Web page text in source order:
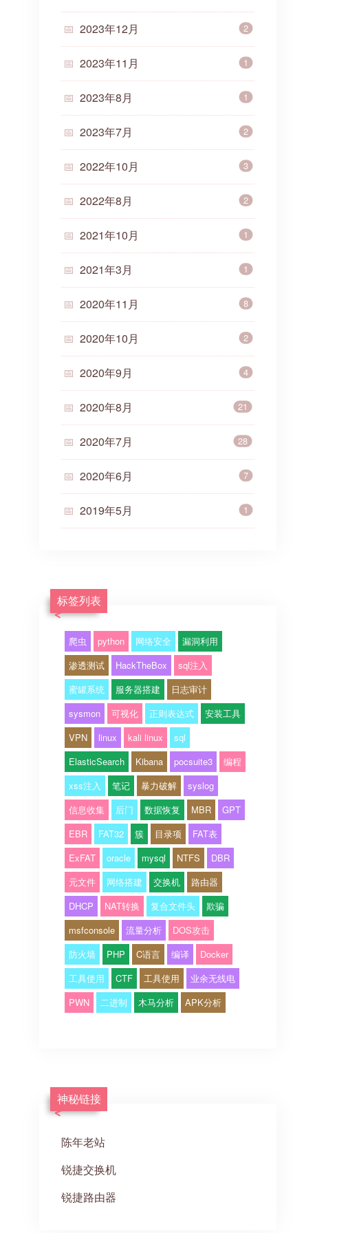
2023年12月 2
2023年11月 1
2023年8月 1
2023年7月 2
2022年10月 3
2022年8月 2
2021年10月 1
2021年3月 1
2020年11月 8
2020年10月 2
2020年9月 4
2020年8月 21
2020年7月 28
2020年6月 7
2019年5月 1
标签列表
爬虫 python 网络安全
漏洞利用
渗透测试
HackTheBox
sql注入
蜜罐系统
服务器搭建
日志审计
sysmon
可视化 正则表达式
安装工具
VPN
linux kali linux
sql
ElasticSearch
Kibana pocsuite3
编程
xss注入
笔记 暴力破解
syslog
信息收集
后门 数据恢复 MBR
GPT
EBR
FAT32 簇 目录项
FAT表
ExFAT
oracle mysql NTFS
DBR
元文件
网络搭建 交换机
路由器
DHCP
NAT转换 复合文件头
欺骗
msfconsole
流量分析
DOS攻击
防火墙
PHP C语言 编译
Docker
工具使用
CTF 工具使用
业余无线电
PWN
二进制 木马分析 APK分析
神秘链接
陈年老站
锐捷交换机
锐捷路由器